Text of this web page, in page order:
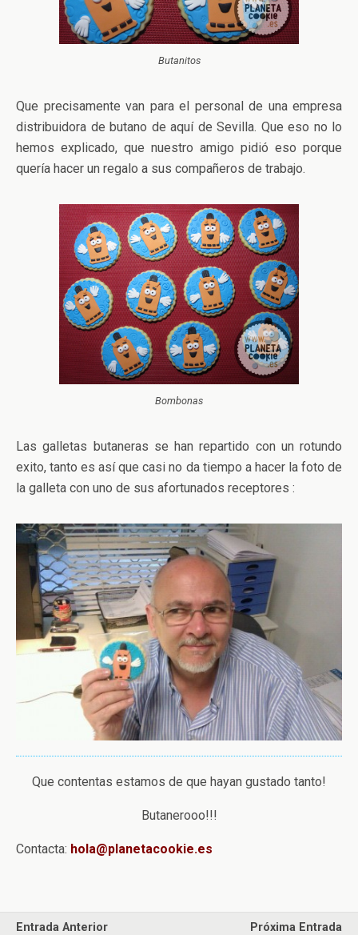
Butanitos
Que precisamente van para el personal de una empresa
distribuidora de butano de aquí de Sevilla. Que eso no lo
hemos explicado, que nuestro amigo pidió eso porque
quería hacer un regalo a sus compañeros de trabajo.
Bombonas
Las galletas butaneras se han repartido con un rotundo
exito, tanto es así que casi no da tiempo a hacer la foto de
la galleta con uno de sus afortunados receptores :
Que contentas estamos de que hayan gustado tanto!
Butanerooo!!!
Contacta: hola@planetacookie.es
Entrada Anterior
Próxima Entrada